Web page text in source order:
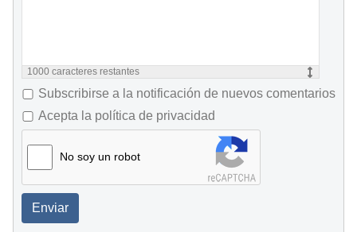
1000 caracteres restantes
Subscribirse a la notificación de nuevos comentarios
Acepta la política de privacidad
No soy un robot
Enviar